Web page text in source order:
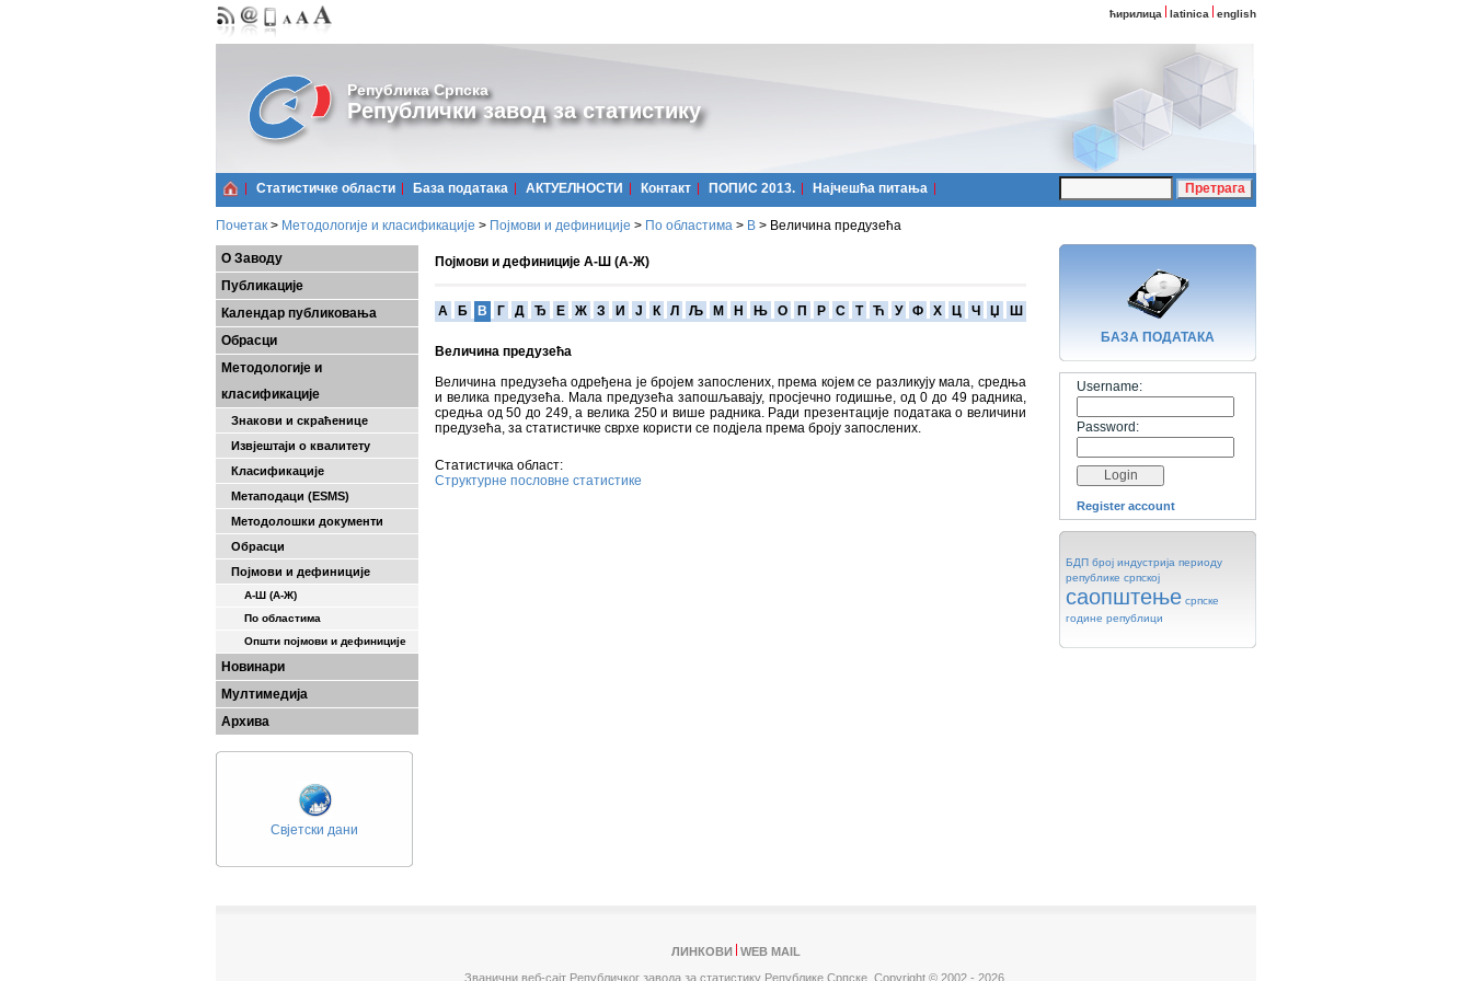
ћирилица latinica english
Република Српска
Републички завод за статистику
Статистичке области Базa података АКТУЕЛНОСТИ Контакт ПОПИС 2013. Најчешћa питања
Почетак > Методологије и класификације > Појмови и дефиниције > По областима > В > Величина предузећа
О Заводу
Публикације
Календар публиковања
Обрасци
Методологије и
класификације
Знакови и скраћенице
Извјештаји о квалитету
Класификације
Метаподаци (ESMS)
Методолошки документи
Обрасци
Појмови и дефиниције
А-Ш (A-Ж)
По областима
Општи појмови и дефиниције
Новинари
Мултимедија
Архива
Свјетски дани
Појмови и дефиниције А-Ш (А-Ж)
A Б В Г Д Ђ Е Ж З И Ј К Л Љ М Н Њ О П Р С Т Ћ У Ф Х Ц Ч Џ Ш
Величина предузећа
Величина предузећа одређена је бројем запослених, према којем се разликују мала, средња
и велика предузећа. Мала предузећа запошљавају, просјечно годишње, од 0 до 49 радника,
средња од 50 до 249, а велика 250 и више радника. Ради презентације података о величини
предузећа, за статистичке сврхе користи се подјела према броју запослених.
Статистичка област:
Структурне пословне статистике
БАЗA ПОДАТАКА
Username:
Password:
Register account
БДП број индустрија периоду
републике српској
саопштење српске
године републици
ЛИНКОВИ
WEB MAIL
Званични веб-сајт Републичког завода за статистику Републике Српске, Copyright © 2002 - 2026.